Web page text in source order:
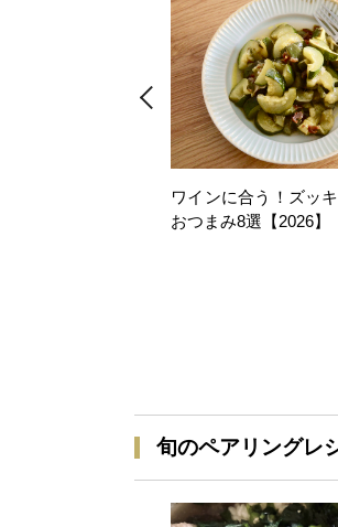
ワインに合う！ズッ
おつまみ8選【2026】
旬のペアリングレ